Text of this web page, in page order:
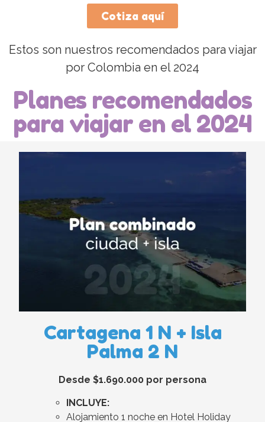
Cotiza aquí
Estos son nuestros recomendados para viajar
por Colombia en el 2024
Planes recomendados
para viajar en el 2024
Cartagena 1 N + Isla
Palma 2 N
Desde $1.690.000 por persona
INCLUYE:
Alojamiento 1 noche en Hotel Holiday